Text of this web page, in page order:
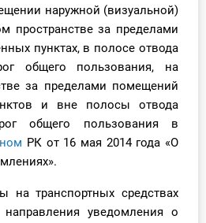
наружной (визуальной)
пространстве за пределами
пунктах, в полосе отвода
общего пользования, на
за пределами помещений
и вне полосы отвода
общего пользования в
РК от 16 мая 2014 года «О
на транспортных средствах
направления уведомления о